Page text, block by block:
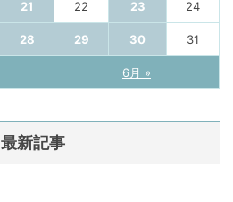
6月 »
21 22 23 24
28 29 30 31
最新記事